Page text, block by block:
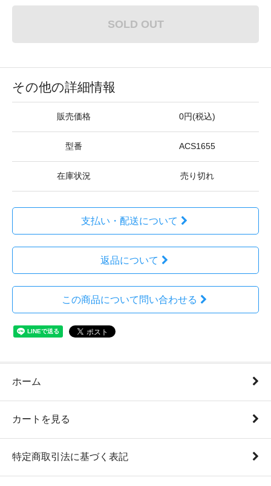
SOLD OUT
その他の詳細情報
販売価格 0円(税込)
型番 ACS1655
在庫状況 売り切れ
支払い・配送について
返品について
この商品について問い合わせる
ホーム
カートを見る
特定商取引法に基づく表記